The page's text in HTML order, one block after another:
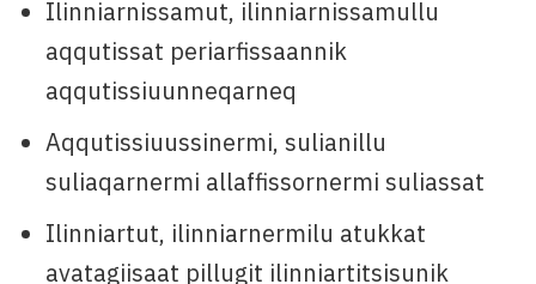
Ilinniarnissamut, ilinniarnissamullu
aqqutissat periarfissaannik
aqqutissiuunneqarneq
Aqqutissiuussinermi, sulianillu
suliaqarnermi allaffissornermi suliassat
Ilinniartut, ilinniarnermilu atukkat
avatagiisaat pillugit ilinniartitsisunik